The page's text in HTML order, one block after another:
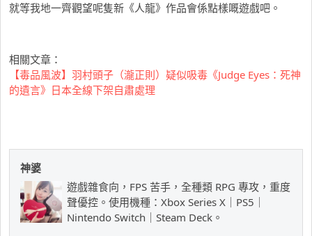
就等我地一齊觀望呢隻新《人龍》作品會係點樣嘅遊戲吧。
相關文章：
【毒品風波】羽村頭子（瀧正則）疑似吸毒《Judge Eyes：死神
的遺言》日本全線下架自肅處理
神婆
遊戲雜食向，FPS 苦手，全種類 RPG 專攻，重度
聲優控。使用機種：Xbox Series X｜PS5｜
Nintendo Switch｜Steam Deck。